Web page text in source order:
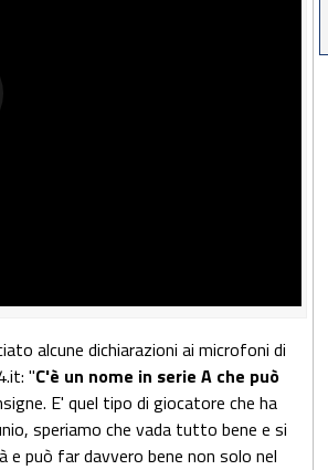
alcune dichiarazioni ai microfoni di
"C'è un nome in serie A che può
E' quel tipo di giocatore che ha
speriamo che vada tutto bene e si
e può far davvero bene non solo nel